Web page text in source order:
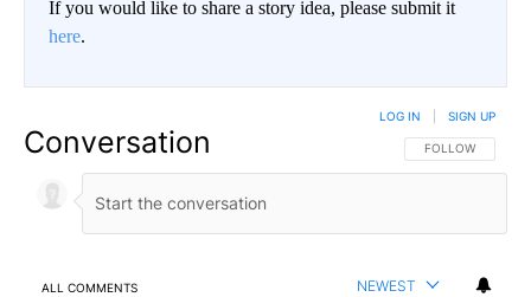
If you would like to share a story idea, please submit it
here.
Conversation FOLLOW THIS
FOLLOW
LOG IN SIGN UP
ALL COMMENTS NEWEST